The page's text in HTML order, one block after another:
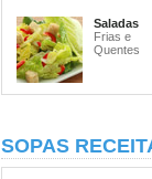
Saladas
Frias e
Quentes
SOPAS